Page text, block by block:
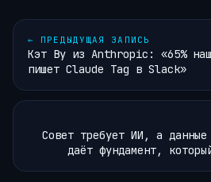
← ПРЕДЫДУЩАЯ ЗАПИСЬ
Кэт Ву из Anthropic: «65%
пишет Claude Tag в Slack»
Совет требует ИИ, а данные
даёт фундамент,